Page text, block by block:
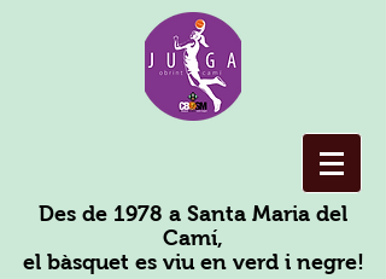
Des de 1978 a Santa Maria del
Camí,
el bàsquet es viu en verd i negre!